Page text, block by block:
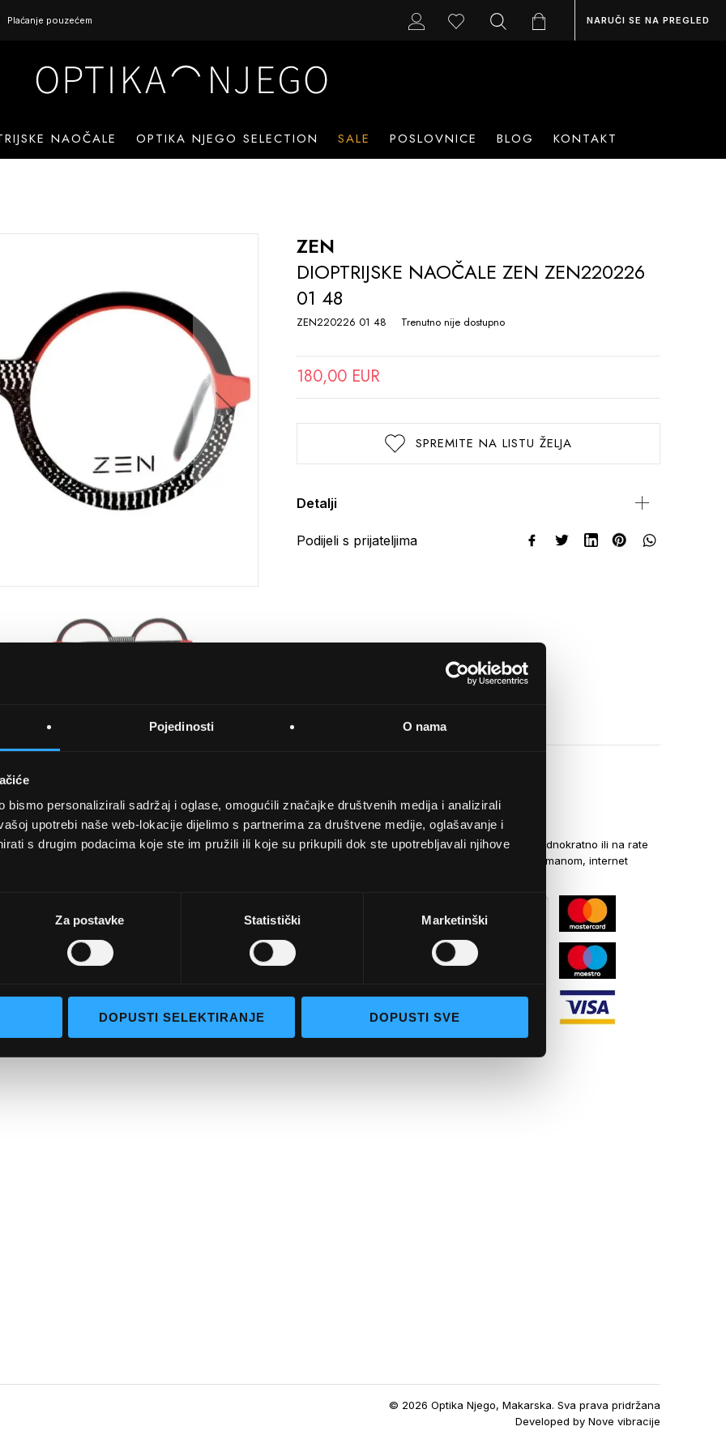
Pojedinosti O nama
bismo personalizirali sadržaj i oglase, omogućili značajke društvenih medija i analizirali
upotrebi naše web-lokacije dijelimo s partnerima za društvene medije, oglašavanje i
s drugim podacima koje ste im pružili ili koje su prikupili dok ste upotrebljavali njihove
Za postavke Statistički Marketinški
DOPUSTI SELEKTIRANJE DOPUSTI SVE
Plaćanje pouzećem NARUČI SE NA PREGLED
NAOČALE OPTIKA NJEGO SELECTION SALE POSLOVNICE BLOG KONTAKT
ZEN
DIOPTRIJSKE NAOČALE ZEN ZEN220226
01 48
ZEN220226 01 48 Trenutno nije dostupno
180,00 EUR
SPREMITE NA LISTU ŽELJA
Detalji
Podijeli s prijateljima
selection
UVJETI KUPNJE
Opći uvjeti poslovanja
Napredno pretraživanje
Narudžbe i povrati
NAČINI PLAĆANJA
Kreditnim karticama jednokratno ili na rate
općom uplatnicom, virmanom, internet
© 2026 Optika Njego, Makarska. Sva prava pridržana
Developed byNove vibracije